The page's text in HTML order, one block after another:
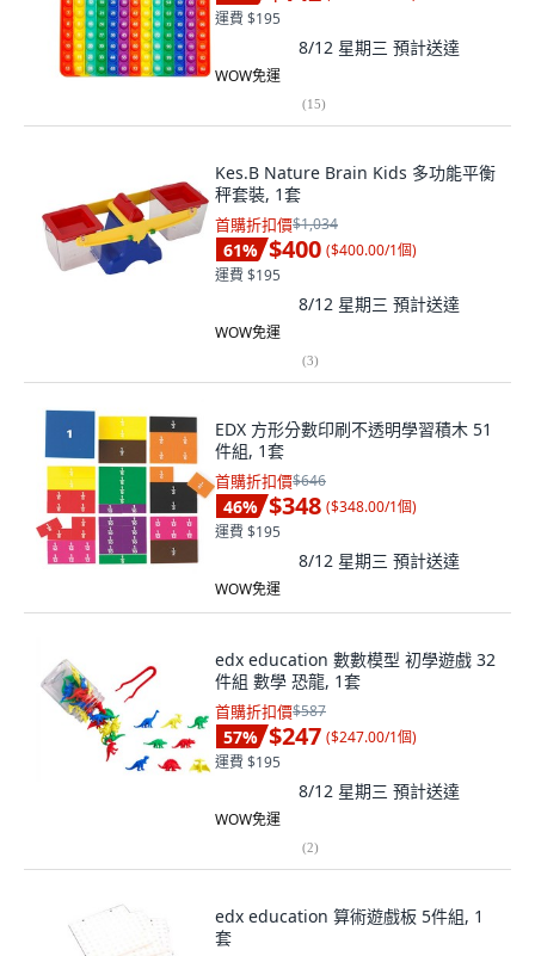
運費 $195
8/12 星期三 預計送達
WOW免運
(15)
Kes.B Nature Brain Kids 多功能平衡
秤套裝, 1套
首購折扣價$1,034
61% $400 ($400.00/1個)
運費 $195
8/12 星期三 預計送達
WOW免運
(3)
EDX 方形分數印刷不透明學習積木 51
件組, 1套
首購折扣價$646
46% $348 ($348.00/1個)
運費 $195
8/12 星期三 預計送達
WOW免運
edx education 數數模型 初學遊戲 32
件組 數學 恐龍, 1套
首購折扣價$587
57% $247 ($247.00/1個)
運費 $195
8/12 星期三 預計送達
WOW免運
(2)
edx education 算術遊戲板 5件組, 1
套